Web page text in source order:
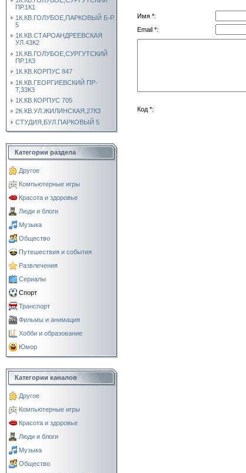
ПР.1К1
1К.КВ.ГОЛУБОЕ,ПАРКОВЫЙ Б-Р.
5
1К.КВ.СТАРОАНДРЕЕВСКАЯ
УЛ.43К2
1К.КВ.ГОЛУБОЕ,СУРГУТСКИЙ
ПР.1К3
1К.КВ.КОРПУС 847
1К.КВ.ГЕОРГИЕВСКИЙ ПР-
Т,33К3
1К.КВ.КОРПУС 705
2К.КВ.УЛ.ЖИЛИНСКАЯ,27К3
СТУДИЯ,БУЛ.ПАРКОВЫЙ 5
Категории раздела
Другое
Компьютерные игры
Красота и здоровье
Люди и блоги
Музыка
Общество
Путешествия и события
Развлечения
Сериалы
Спорт
Транспорт
Фильмы и анимация
Хобби и образование
Юмор
Категории каналов
Другое
Компьютерные игры
Красота и здоровье
Люди и блоги
Музыка
Общество
Имя *:
Email *:
Код *: